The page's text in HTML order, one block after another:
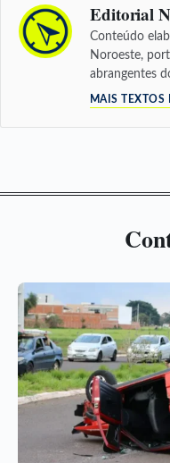
Editorial
Conteúdo
Noroeste,
abrangentes
MAIS